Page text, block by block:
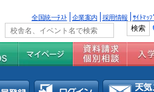
全国統一ﾃｽﾄ 企業案内 採用情報 ｻｲﾄﾏｯﾌﾟ